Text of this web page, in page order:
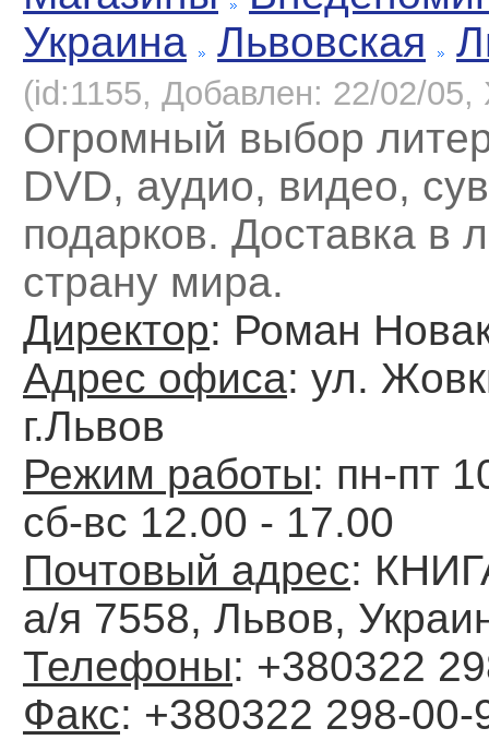
Украина
Львовская
(id:1155, Добавлен: 22/02/05,
Огромный выбор
DVD, аудио, видео,
подарков. Доставка в
страну мира.
Директор: Роман
Адрес офиса: ул.
г.Львов
Режим работы: пн-пт
сб-вс 12.00 - 17.00
Почтовый адрес:
а/я 7558, Львов,
Телефоны: +380322
Факс: +380322 298-00-